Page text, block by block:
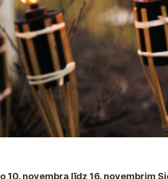
10. novembra līdz 16. novembrim